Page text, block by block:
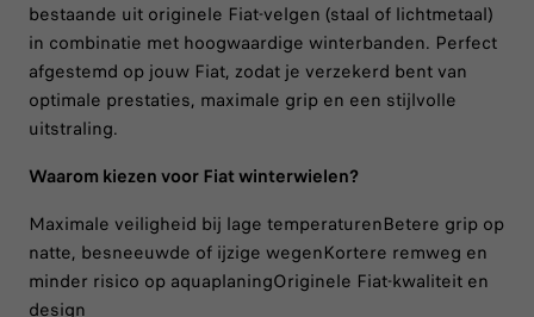
bestaande uit originele Fiat-velgen (staal of lichtmetaal)
in combinatie met hoogwaardige winterbanden. Perfect
afgestemd op jouw Fiat, zodat je verzekerd bent van
optimale prestaties, maximale grip en een stijlvolle
uitstraling.
Waarom kiezen voor Fiat winterwielen?
Maximale veiligheid bij lage temperaturenBetere grip op
natte, besneeuwde of ijzige wegenKortere remweg en
minder risico op aquaplaningOriginele Fiat-kwaliteit en
design